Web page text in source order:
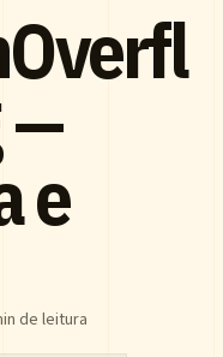
—
e
de leitura